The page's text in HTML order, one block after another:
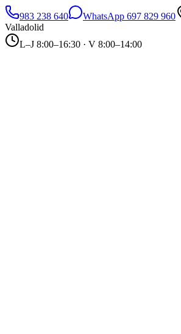
983 238 640 WhatsApp 697 829 960
Valladolid
L–J 8:00–16:30 · V 8:00–14:00